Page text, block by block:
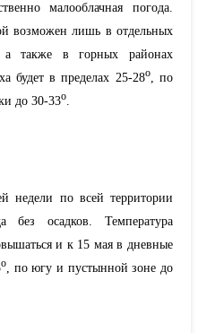
малооблачная погода.
возможен лишь в отдельных
а также в горных районах
будет в пределах 25-28о, по
до 30-33о.
недели по всей территории
без осадков. Температура
и к 15 мая в дневные
о, по югу и пустынной зоне до